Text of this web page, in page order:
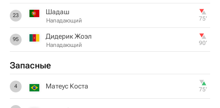
23 Шадаш
Нападающий 75‎’‎
95 Дидерик Жоэл
Нападающий 90‎’‎
Запасные
4 Матеус Коста 75‎’‎